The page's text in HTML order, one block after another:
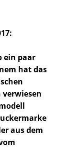
ein paar
hat das
verwiesen
aus dem